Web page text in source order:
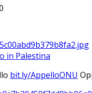
in Palestina
bit.ly/AppelloONU